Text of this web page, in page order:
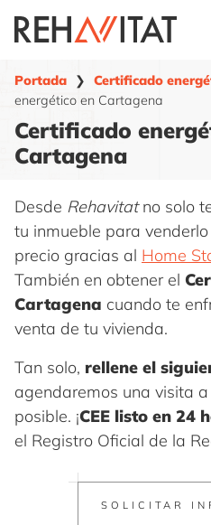
contenido
Portada ❯ Certificado
energético en Cartagena
Certificado
Cartagena
Desde Rehavitatno solo
tu inmueble para
precio gracias al Home
También en obtener el
Cartagena cuando te
venta de tu vivienda.
Tan solo, rellene el
agendaremos una visita
posible. ¡CEE listo en 24
el Registro Oficial de la
SOLICITAR